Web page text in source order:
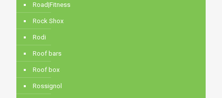
Road|Fitness
Rock Shox
Rodi
Roof bars
Roof box
Rossignol